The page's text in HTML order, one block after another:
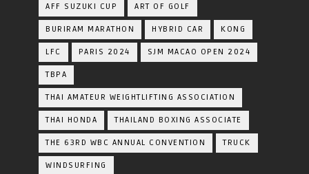
AFF SUZUKI CUP ART OF GOLF
BURIRAM MARATHON HYBRID CAR KONG
LFC PARIS 2024 SJM MACAO OPEN 2024
TBPA
THAI AMATEUR WEIGHTLIFTING ASSOCIATION
THAI HONDA THAILAND BOXING ASSOCIATE
THE 63RD WBC ANNUAL CONVENTION TRUCK
WINDSURFING